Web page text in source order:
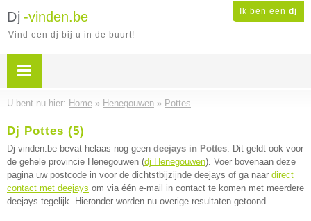
Ik ben een dj
Dj -vinden.be
Vind een dj bij u in de buurt!
U bent nu hier: Home » Henegouwen » Pottes
Dj Pottes (5)
Dj-vinden.be bevat helaas nog geen deejays in Pottes. Dit geldt ook voor
de gehele provincie Henegouwen (dj Henegouwen). Voer bovenaan deze
pagina uw postcode in voor de dichtstbijzijnde deejays of ga naar direct
contact met deejays om via één e-mail in contact te komen met meerdere
deejays tegelijk. Hieronder worden nu overige resultaten getoond.